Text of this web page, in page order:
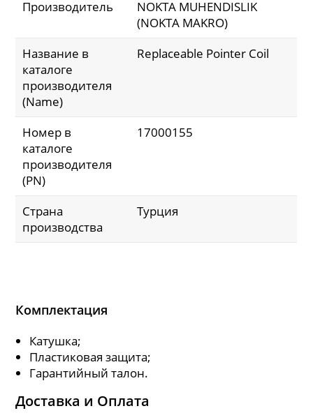
Производитель
NOKTA MUHENDISLIK
(NOKTA MAKRO)
Название в
каталоге
производителя
(Name)
Replaceable Pointer Coil
Номер в
каталоге
производителя
(PN)
17000155
Страна
производства
Турция
Комплектация
Катушка;
Пластиковая защита;
Гарантийный талон.
Доставка и Оплата